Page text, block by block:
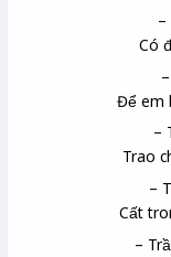
Có
Để em
–
Trao
–
Cất
–